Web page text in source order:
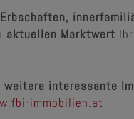
Erbschaften,
aktuellen Marktwert
weitere interessante
immobilien.at